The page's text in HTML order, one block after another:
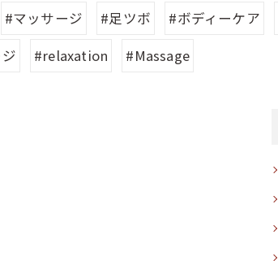
#マッサージ #足ツボ #ボディーケア
#relaxation #Massage